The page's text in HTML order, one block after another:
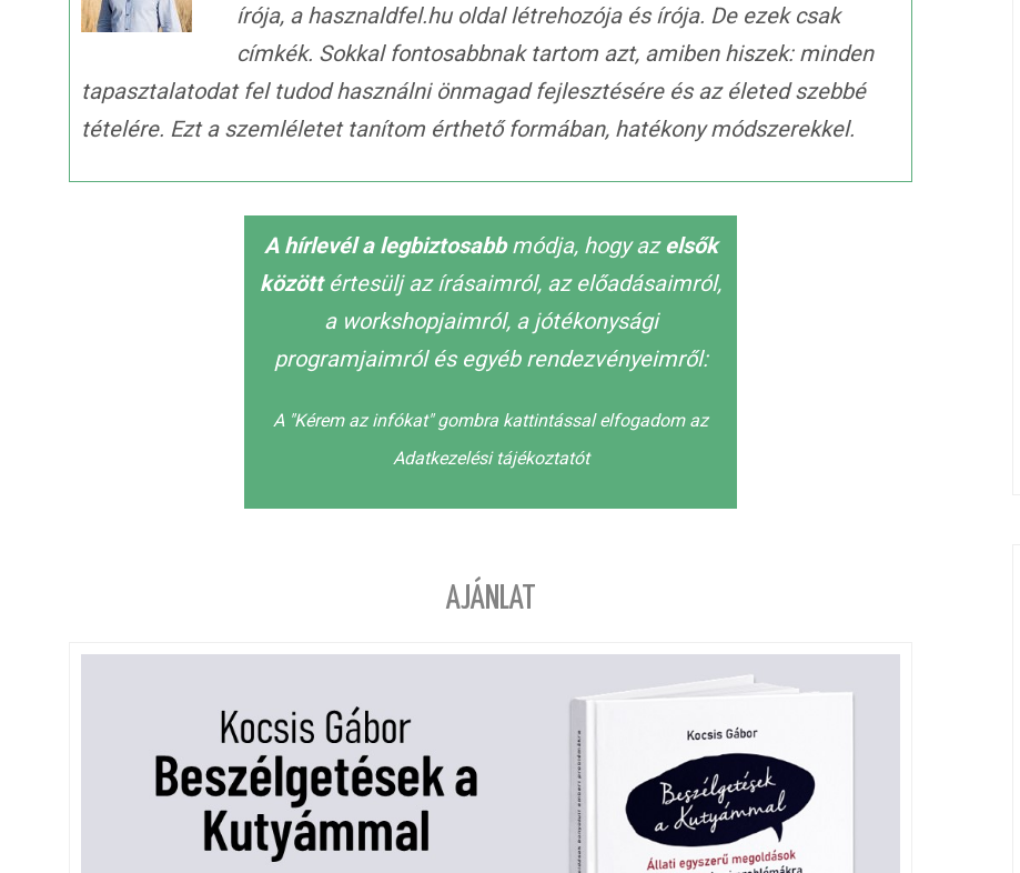
írója, a hasznaldfel.hu oldal létrehozója és írója. De ezek csak
címkék. Sokkal fontosabbnak tartom azt, amiben hiszek: minden
tapasztalatodat fel tudod használni önmagad fejlesztésére és az életed szebbé
tételére. Ezt a szemléletet tanítom érthető formában, hatékony módszerekkel.
A hírlevél a legbiztosabbmódja, hogy azelsők
közöttértesülj az írásaimról, az előadásaimról,
a workshopjaimról, a jótékonysági
programjaimról és egyéb rendezvényeimről:
A "Kérem az infókat" gombra kattintással elfogadom az
Adatkezelési tájékoztatót
AJÁNLAT